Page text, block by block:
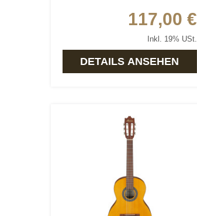
117,00 €
Inkl. 19% USt.
DETAILS ANSEHEN